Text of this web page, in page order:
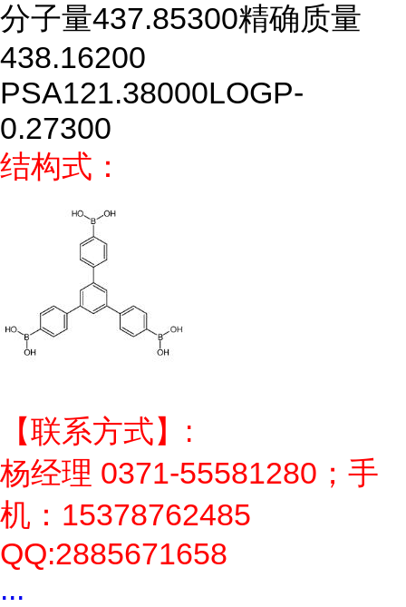
分子量437.85300精确质量
438.16200
PSA121.38000LOGP-
0.27300
结构式：
【联系方式】:
杨经理 0371-55581280；手
机：15378762485
QQ:2885671658
...